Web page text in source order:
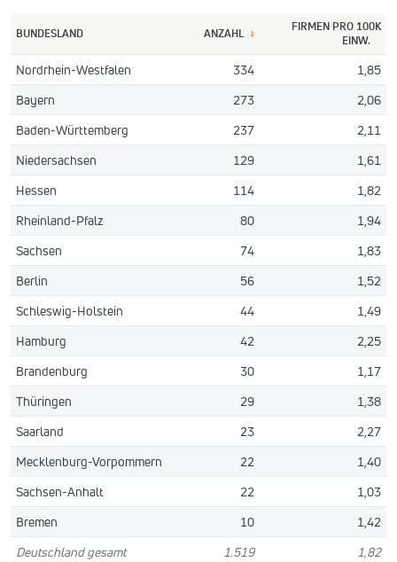
BUNDESLAND ANZAHL ↓
FIRMEN PRO 100K
EINW.
Nordrhein-Westfalen 334
1,85
Bayern
273
2,06
Baden-Württemberg
237
2,11
Niedersachsen
129
1,61
Hessen
114
1,82
Rheinland-Pfalz
80
1,94
Sachsen
74
1,83
Berlin
56
1,52
Schleswig-Holstein
44
1,49
Hamburg
42
2,25
Brandenburg
30
1,17
Thüringen
29
1,38
Saarland
23
2,27
Mecklenburg-Vorpommern
22
1,40
Sachsen-Anhalt
22
1,03
Bremen
10
1,42
Deutschland gesamt
1.519 1,82